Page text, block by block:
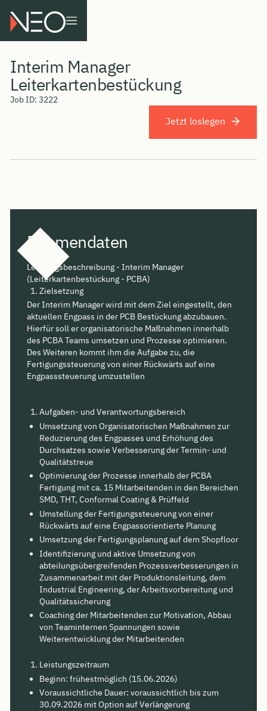
Interim Manager
Leiterkartenbestückung
Job ID:3222
Jetzt loslegen
Rahmendaten
Leistungsbeschreibung - Interim Manager
(Leiterkartenbestückung - PCBA)
Zielsetzung
Der Interim Manager wird mit dem Ziel eingestellt, den
aktuellen Engpass in der PCB Bestückung abzubauen.
Hierfür soll er organisatorische Maßnahmen innerhalb
des PCBA Teams umsetzen und Prozesse optimieren.
Des Weiteren kommt ihm die Aufgabe zu, die
Fertigungssteuerung von einer Rückwärts auf eine
Engpasssteuerung umzustellen
Aufgaben- und Verantwortungsbereich
Umsetzung von Organisatorischen Maßnahmen zur
Reduzierung des Engpasses und Erhöhung des
Durchsatzes sowie Verbesserung der Termin- und
Qualitätstreue
Optimierung der Prozesse innerhalb der PCBA
Fertigung mit ca. 15 Mitarbeitenden in den Bereichen
SMD, THT, Conformal Coating & Prüffeld
Umstellung der Fertigungssteuerung von einer
Rückwärts auf eine Engpassorientierte Planung
Umsetzung der Fertigungsplanung auf dem Shopfloor
Identifizierung und aktive Umsetzung von
abteilungsübergreifenden Prozessverbesserungen in
Zusammenarbeit mit der Produktionsleitung, dem
Industrial Engineering, der Arbeitsvorbereitung und
Qualitätssicherung
Coaching der Mitarbeitenden zur Motivation, Abbau
von Teaminternen Spannungen sowie
Weiterentwicklung der Mitarbeitenden
Leistungszeitraum
Beginn: frühestmöglich (15.06.2026)
Voraussichtliche Dauer: voraussichtlich bis zum
30.09.2026 mit Option auf Verlängerung